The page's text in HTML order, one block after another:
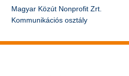
Magyar Közút Nonprofit Zrt.
Kommunikációs osztály